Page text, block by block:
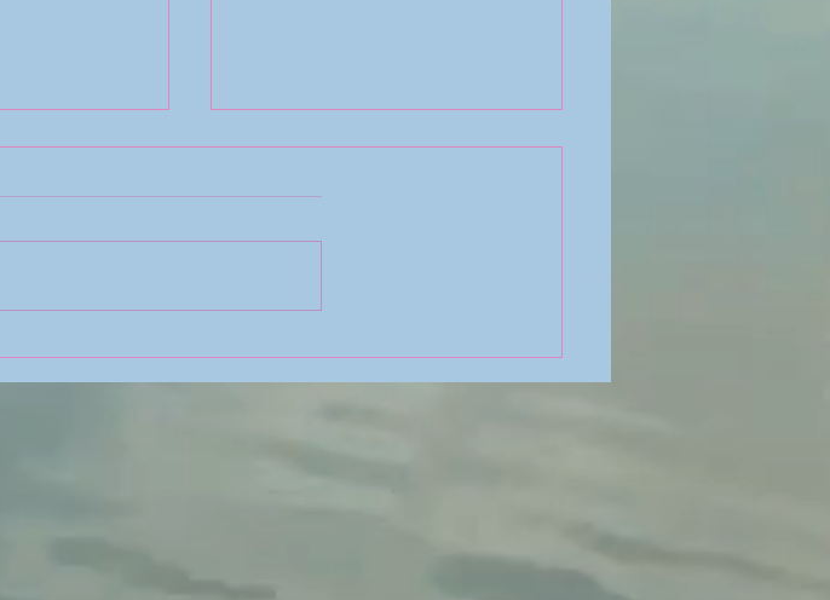
07/2026
- TAROT🃏
PREMIERA🎬🎞18/07/2026 -
TAROT🃏PROGNOZA